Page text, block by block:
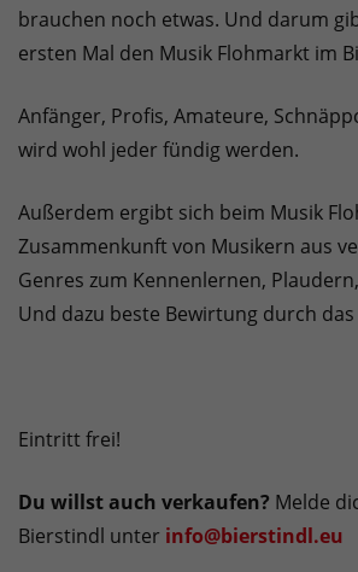
brauchen noch etwas. Und darum
ersten Mal den Musik Flohmarkt im
Anfänger, Profis, Amateure,
wird wohl jeder fündig werden.
Außerdem ergibt sich beim Musik
Zusammenkunft von Musikern aus
Genres zum Kennenlernen,
Und dazu beste Bewirtung durch
Eintritt frei!
Du willst auch verkaufen? Melde
Bierstindl unter info@bierstindl.eu